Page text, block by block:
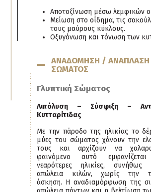
Αποτοξίνωση μέσω λεμφικών
Μείωση στο οίδημα, τις
τους μαύρους κύκλους.
Οξυγόνωση και τόνωση των
ΑΝΑΔΟΜΗΣΗ / ΑΝΑΠΛΑΣΗ
ΣΩΜΑΤΟΣ
Γλυπτική Σώματος
Λιπόλυση – Σύσφιξη –
Κυτταρίτιδας
Με την πάροδο της ηλικίας το
μύες του σώματος χάνουν την
τους και αρχίζουν να
φαινόμενο αυτό
νεαρότερες ηλικίες,
απώλεια κιλών, χωρίς την
άσκηση. Η αναδιαμόρφωση της